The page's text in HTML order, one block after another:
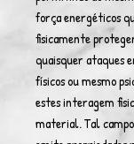
força energéticos
fisicamente
quaisquer ataques
físicos ou mesmo
estes interagem
material. Tal